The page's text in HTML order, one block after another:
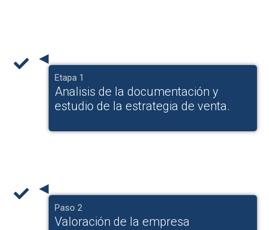
Etapa 1
Analisis de la documentación y
estudio de la estrategia de venta.
Paso 2
Valoración de la empresa